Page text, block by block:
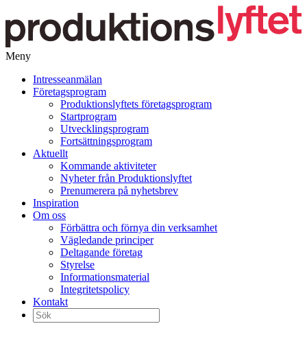
Meny
vidare
Intresseanmälan
Företagsprogram
Produktionslyftets företagsprogram
Startprogram
Utvecklingsprogram
Fortsättningsprogram
Aktuellt
Kommande aktiviteter
Nyheter från Produktionslyftet
Prenumerera på nyhetsbrev
Inspiration
Om oss
Förbättra och förnya din verksamhet
Vägledande principer
Deltagande företag
Styrelse
Informationsmaterial
Integritetspolicy
Kontakt
Sök
efter: